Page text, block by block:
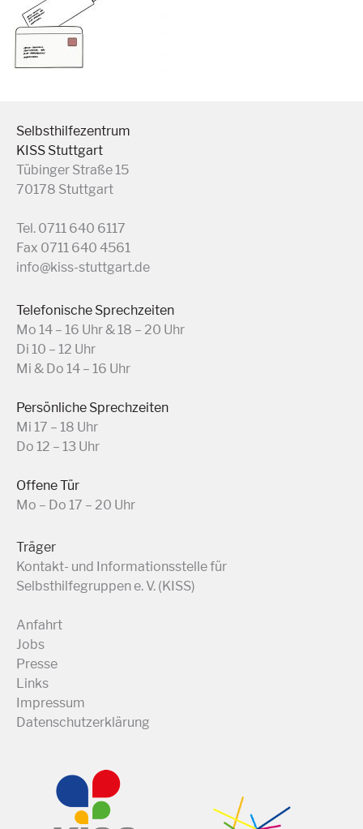
Selbsthilfezentrum
KISS Stuttgart
Tübinger Straße 15
70178 Stuttgart
Tel. 0711 640 6117
Fax 0711 640 4561
info@kiss-stuttgart.de
Telefonische Sprechzeiten
Mo 14 – 16 Uhr & 18 – 20 Uhr
Di 10 – 12 Uhr
Mi & Do 14 – 16 Uhr
Persönliche Sprechzeiten
Mi 17 – 18 Uhr
Do 12 – 13 Uhr
Offene Tür
Mo – Do 17 – 20 Uhr
Träger
Kontakt- und Informationsstelle für
Selbsthilfegruppen e. V. (KISS)
Anfahrt
Jobs
Presse
Links
Impressum
Datenschutzerklärung